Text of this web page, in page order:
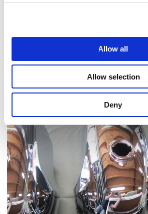
Allow all
Allow selection
Deny